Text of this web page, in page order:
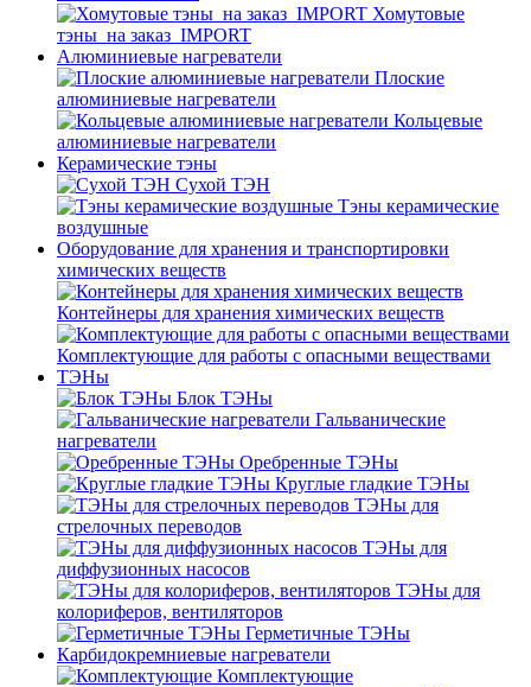
Хомутовые
тэны_на заказ_IMPORT
Алюминиевые нагреватели
Плоские
алюминиевые нагреватели
Кольцевые
алюминиевые нагреватели
Керамические тэны
Сухой ТЭН
Тэны керамические
воздушные
Оборудование для хранения и транспортировки
химических веществ
Контейнеры для хранения химических веществ
Комплектующие для работы с опасными веществами
ТЭНы
Блок ТЭНы
Гальванические
нагреватели
Оребренные ТЭНы
Круглые гладкие ТЭНы
ТЭНы для
стрелочных переводов
ТЭНы для
диффузионных насосов
ТЭНы для
колориферов, вентиляторов
Герметичные ТЭНы
Карбидокремниевые нагреватели
Комплектующие